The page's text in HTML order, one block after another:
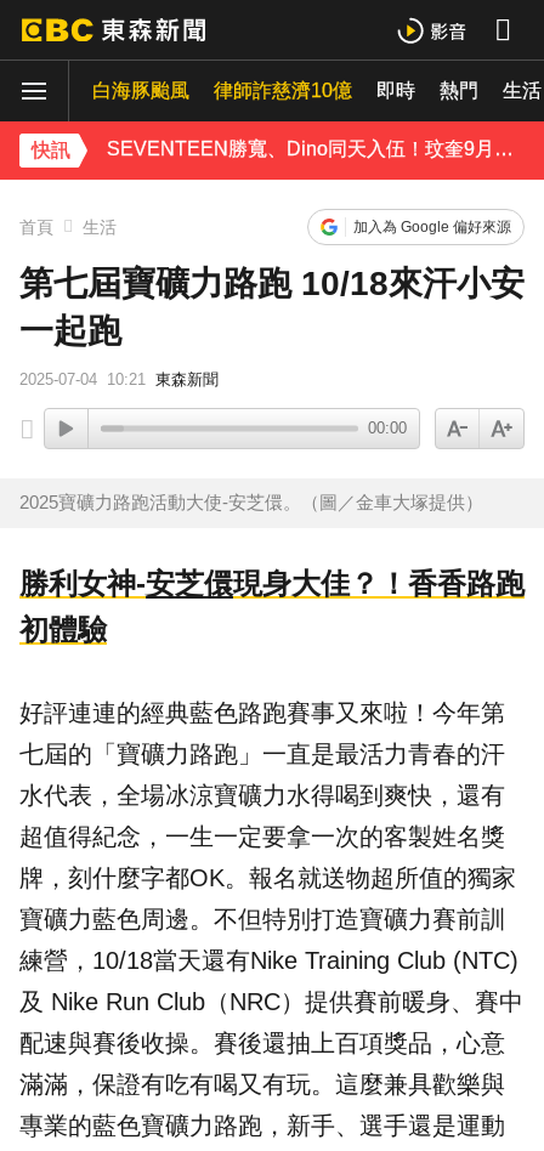
白海豚颱風 律師詐慈濟10億 即時 熱門 生活
快訊
富婆砸錢拍短劇塞60場吻戲！男星爆「開房被包養」 親上火線揭真相
SEVENTEEN勝寬、Dino同天入伍！玟奎9月服替代役
泰男團Dragon 5男星爆死訊！騎單車離家失聯 陳屍河中驚見「20公斤重物」
女星告別9年演藝圈！轉行當計程車司機 曝收入：比演員賺更多
下載東森App，隨時掌握天下大小事！
首頁 生活 加入為 Google 偏好來源
第七屆寶礦力路跑 10/18來汗小安
一起跑
2025-07-04 10:21 東森新聞
00:00
2025寶礦力路跑活動大使-安芝儇。（圖／金車大塚提供）
勝利女神-安芝儇現身大佳？！香香路跑
初體驗
好評連連的經典藍色路跑賽事又來啦！今年第
七屆的「寶礦力路跑 」一直是最活力青春的汗
水代表，全場冰涼寶礦力水得喝到爽快，還有
超值得紀念，一生一定要拿一次的客製姓名獎
牌，刻什麼字都OK。報名就送物超所值的獨家
寶礦力藍色周邊。不但特別打造寶礦力賽前訓
練營，10/18當天還有Nike Training Club (NTC)
及 Nike Run Club（NRC）提供賽前暖身、賽中
配速與賽後收操。賽後還抽上百項獎品，心意
滿滿，保證有吃有喝又有玩。這麼兼具歡樂與
專業的藍色寶礦力路跑，新手、選手還是運動